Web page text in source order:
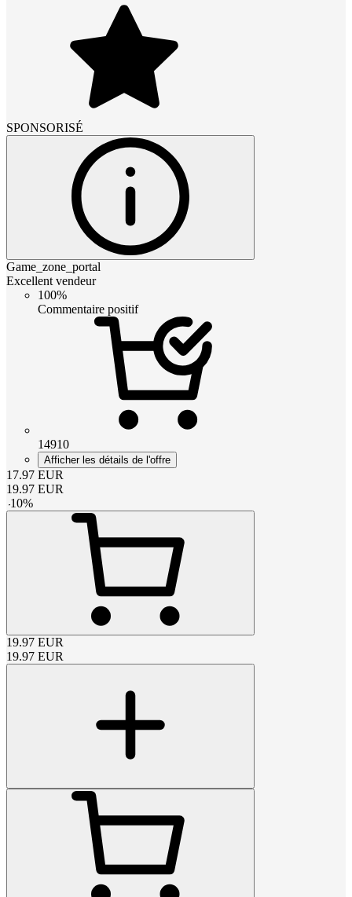
SPONSORISÉ
Game_zone_portal
Excellent vendeur
100%
Commentaire positif
14910
Afficher les détails de l'offre
17.97 EUR
19.97 EUR
-10%
19.97 EUR
19.97 EUR